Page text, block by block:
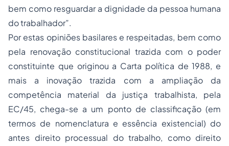
bem como resguardar a dignidade da pessoa humana
do trabalhador”.
Por estas opiniões basilares e respeitadas, bem como
pela renovação constitucional trazida com o poder
constituinte que originou a Carta política de 1988, e
mais a inovação trazida com a ampliação da
competência material da justiça trabalhista, pela
EC/45, chega-se a um ponto de classificação (em
termos de nomenclatura e essência existencial) do
antes direito processual do trabalho, como direito